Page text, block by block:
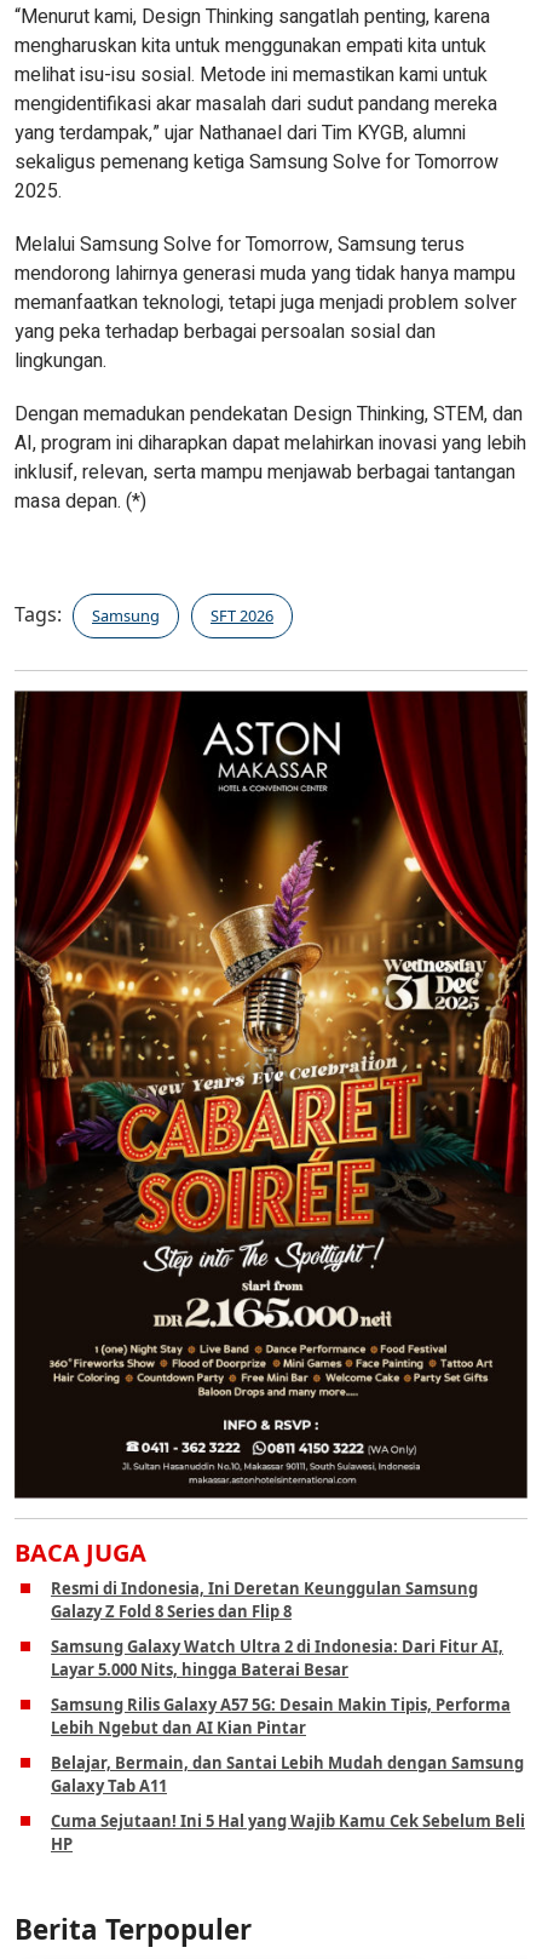
“Menurut kami, Design Thinking sangatlah penting, karena
mengharuskan kita untuk menggunakan empati kita untuk
melihat isu-isu sosial. Metode ini memastikan kami untuk
mengidentifikasi akar masalah dari sudut pandang mereka
yang terdampak,” ujar Nathanael dari Tim KYGB, alumni
sekaligus pemenang ketiga Samsung Solve for Tomorrow
2025.
Melalui Samsung Solve for Tomorrow, Samsung terus
mendorong lahirnya generasi muda yang tidak hanya mampu
memanfaatkan teknologi, tetapi juga menjadi problem solver
yang peka terhadap berbagai persoalan sosial dan
lingkungan.
Dengan memadukan pendekatan Design Thinking, STEM, dan
AI, program ini diharapkan dapat melahirkan inovasi yang lebih
inklusif, relevan, serta mampu menjawab berbagai tantangan
masa depan. (*)
Tags: Samsung SFT 2026
BACA JUGA
Resmi di Indonesia, Ini Deretan Keunggulan Samsung
Galazy Z Fold 8 Series dan Flip 8
Samsung Galaxy Watch Ultra 2 di Indonesia: Dari Fitur AI,
Layar 5.000 Nits, hingga Baterai Besar
Samsung Rilis Galaxy A57 5G: Desain Makin Tipis, Performa
Lebih Ngebut dan AI Kian Pintar
Belajar, Bermain, dan Santai Lebih Mudah dengan Samsung
Galaxy Tab A11
Cuma Sejutaan! Ini 5 Hal yang Wajib Kamu Cek Sebelum Beli
HP
Berita Terpopuler